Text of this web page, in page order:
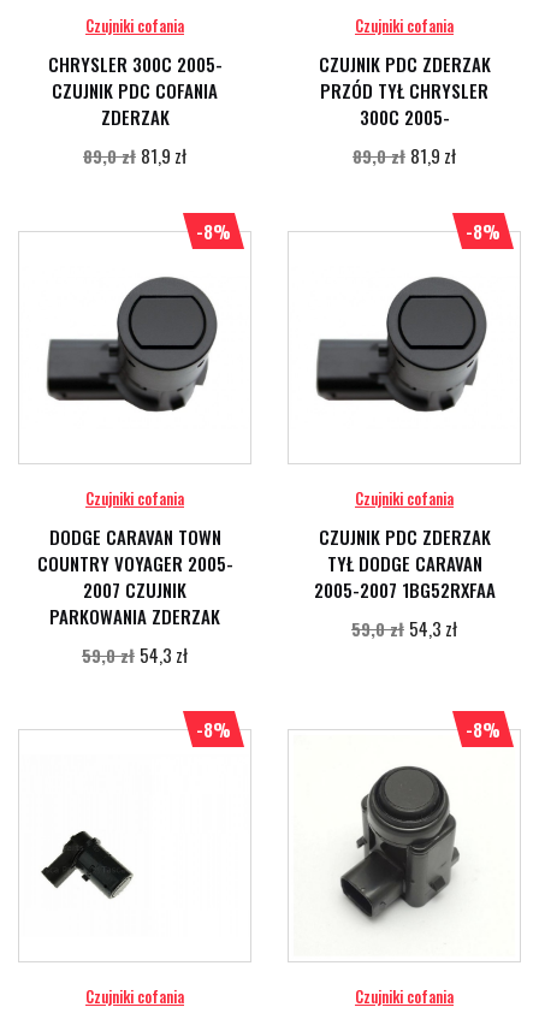
Czujniki cofania
CHRYSLER 300C 2005-
CZUJNIK PDC COFANIA
ZDERZAK
89,0 zł 81,9 zł
Czujniki cofania
CZUJNIK PDC ZDERZAK
PRZÓD TYŁ CHRYSLER
300C 2005-
89,0 zł 81,9 zł
Czujniki cofania
DODGE CARAVAN TOWN
COUNTRY VOYAGER 2005-
2007 CZUJNIK
PARKOWANIA ZDERZAK
59,0 zł 54,3 zł
-8%
Czujniki cofania
CZUJNIK PDC ZDERZAK
TYŁ DODGE CARAVAN
2005-2007 1BG52RXFAA
59,0 zł 54,3 zł
-8%
Czujniki cofania
-8%
Czujniki cofania
-8%